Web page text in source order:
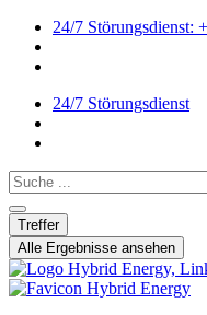
24/7 Störungsdienst:
24/7 Störungsdienst
Search ...
Treffer
Alle Ergebnisse ansehen